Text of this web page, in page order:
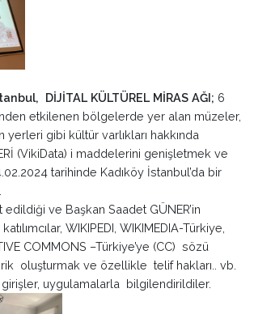
DİJİTAL KÜLTÜREL MİRAS AĞI; 6
etkilenen bölgelerde yer alan müzeler,
yerleri gibi kültür varlıkları hakkında
(VikiData) i maddelerini genişletmek ve
tarihinde Kadıköy İstanbul’da bir
edildiği ve Başkan Saadet GÜNER’in
WIKIPEDI, WIKIMEDIA-Türkiye,
COMMONS –Türkiye’ye (CC) sözü
oluşturmak ve özellikle telif hakları.. vb.
uygulamalarla bilgilendirildiler.